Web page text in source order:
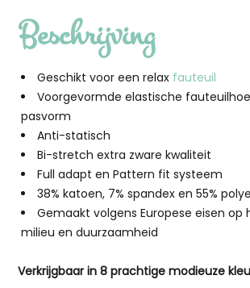
Beschrijving
Geschikt voor een relax fauteuil
Voorgevormde elastische
pasvorm
Anti-statisch
Bi-stretch extra zware kwaliteit
Full adapt en Pattern fit systeem
38% katoen, 7% spandex en 55%
Gemaakt volgens Europese eisen op
milieu en duurzaamheid
Verkrijgbaar in 8 prachtige modieuze